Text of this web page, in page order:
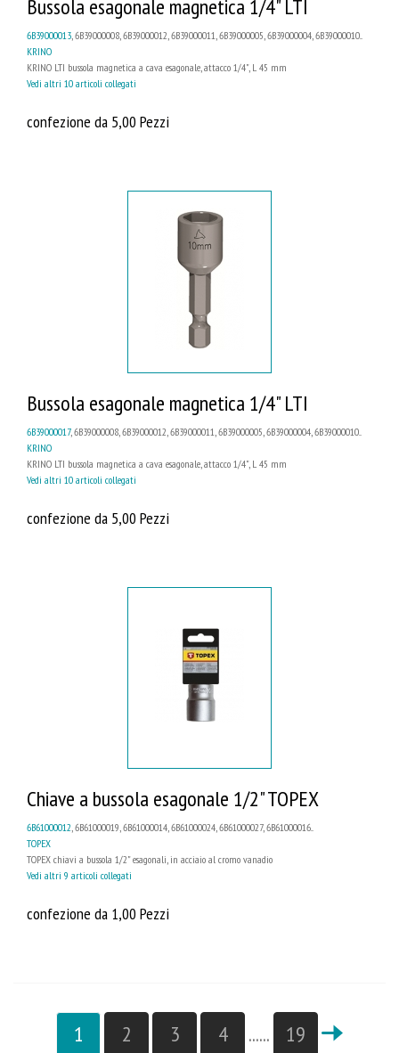
Bussola esagonale magnetica 1/4" LTI
6B39000013, 6B39000008, 6B39000012, 6B39000011, 6B39000005, 6B39000004, 6B39000010...
KRINO
KRINO LTI bussola magnetica a cava esagonale, attacco 1/4", L 45 mm
Vedi altri 10 articoli collegati
confezione da 5,00 Pezzi
Bussola esagonale magnetica 1/4" LTI
6B39000017, 6B39000008, 6B39000012, 6B39000011, 6B39000005, 6B39000004, 6B39000010...
KRINO
KRINO LTI bussola magnetica a cava esagonale, attacco 1/4", L 45 mm
Vedi altri 10 articoli collegati
confezione da 5,00 Pezzi
Chiave a bussola esagonale 1/2" TOPEX
6B61000012, 6B61000019, 6B61000014, 6B61000024, 6B61000027, 6B61000016...
TOPEX
TOPEX chiavi a bussola 1/2" esagonali, in acciaio al cromo vanadio
Vedi altri 9 articoli collegati
confezione da 1,00 Pezzi
1 2 3 4 ...... 19